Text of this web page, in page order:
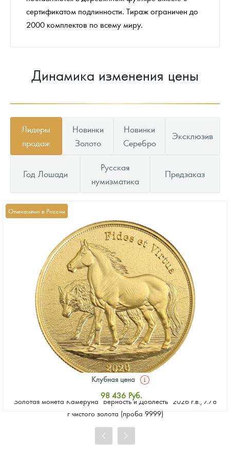
сертификатом подлинности. Тираж ограничен до
2000 комплектов по всему миру.
Динамика изменения цены
Лидеры
продаж
Новинки
Золото
Новинки
Серебро
Эксклюзив
Год Лошади
Русская
нумизматика
Предзаказ
Отчеканено в России
Золотая монета Камеруна "Верность и Доблесть" 2026 г.в., 7.78
г чистого золота (проба 9999)
Клубная цена
98 436 Руб.
Стандартная цена
Цена выкупа